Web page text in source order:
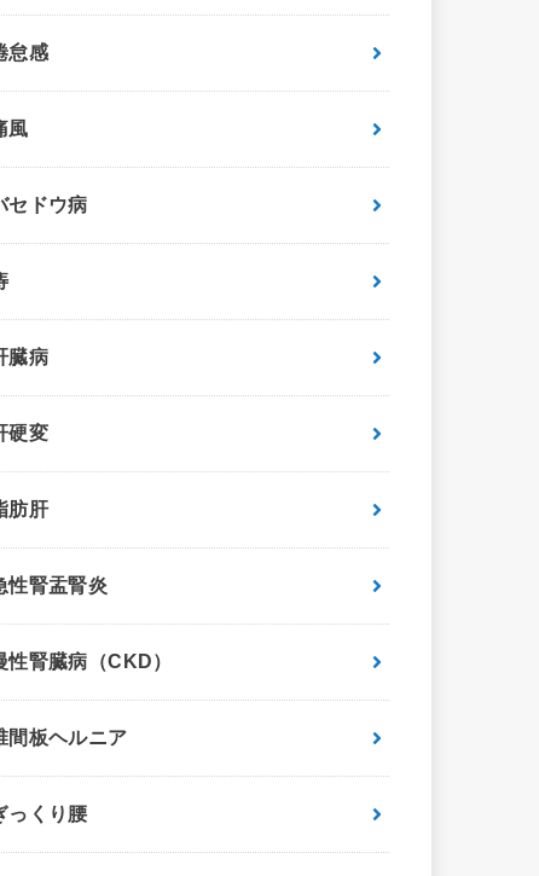
怠感
風
セドウ病
臓病
硬変
肪肝
性腎盂腎炎
性腎臓病（CKD）
間板ヘルニア
っくり腰